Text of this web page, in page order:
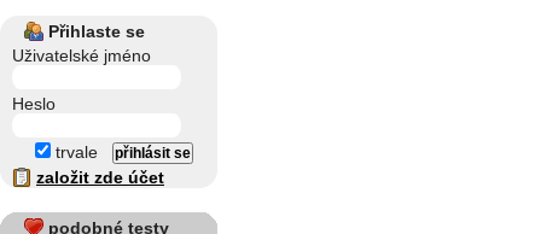
Přihlaste se
Uživatelské jméno
Heslo
trvale
založit zde účet
podobné testy